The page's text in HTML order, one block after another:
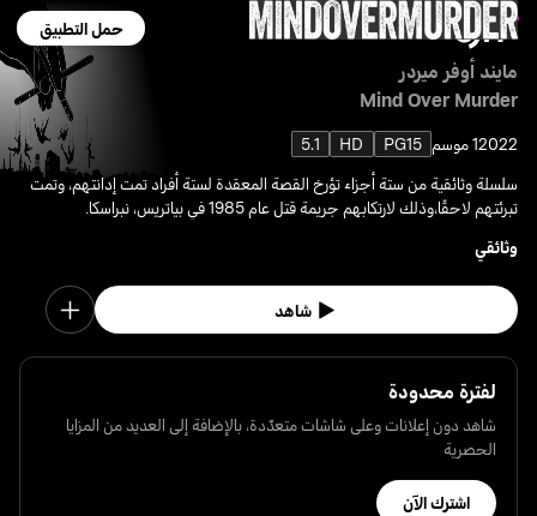
حمل التطبيق
مايند أوفر ميردر
Mind Over Murder
20221 موسم PG15
HD
5.1
سلسلة وثائقية من ستة أجزاء تؤرخ القصة المعقدة لستة أفراد تمت إدانتهم، وتمت
تبرئتهم لاحقًا،وذلك لارتكابهم جريمة قتل عام 1985 في بياتريس، نبراسكا.
وثائقي
شاهد
لفترة محدودة
شاهد دون إعلانات وعلى شاشات متعدّدة، بالإضافة إلى العديد من المزايا
الحصرية
اشترك الآن